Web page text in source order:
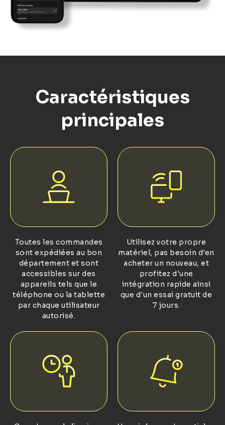
Caractéristiques
principales
Toutes les commandes
sont expédiées au bon
département et sont
accessibles sur des
appareils tels que le
téléphone ou la tablette
par chaque utilisateur
autorisé.
Utilisez votre propre
matériel, pas besoin d'en
acheter un nouveau, et
profitez d'une
intégration rapide ainsi
que d'un essai gratuit de
7 jours.